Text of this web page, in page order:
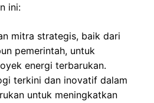
ini:
mitra strategis, baik dari
pemerintah, untuk
energi terbarukan.
terkini dan inovatif dalam
untuk meningkatkan